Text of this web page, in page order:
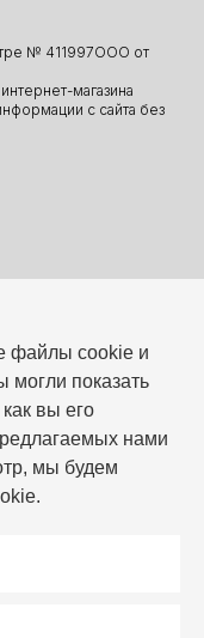
файлы cookie и
показать
вы его
нами
мы будем
№ 411997ООО от
магазина
с сайта без
– 19:00